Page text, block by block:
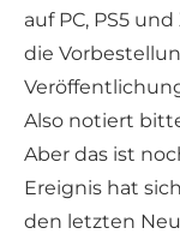
auf PC, PS5
die
Also notiert
Aber das ist
Ereignis hat
den letzten